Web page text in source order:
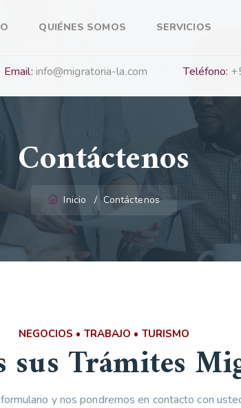
QUIÉNES SOMOS SERVICIOS
Email: info@migratoria-la.com Teléfono:
Contáctenos
Inicio /Contáctenos
NEGOCIOS • TRABAJO • TURISMO
sus Trámites
y nos pondremos en contacto con